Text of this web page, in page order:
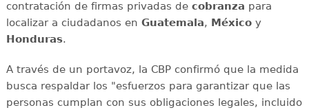
contratación de firmas privadas de cobranza para
localizar a ciudadanos en Guatemala, Méxicoy
Honduras.
A través de un portavoz, la CBP confirmó que la medida
busca respaldar los "esfuerzos para garantizar que las
personas cumplan con sus obligaciones legales, incluido